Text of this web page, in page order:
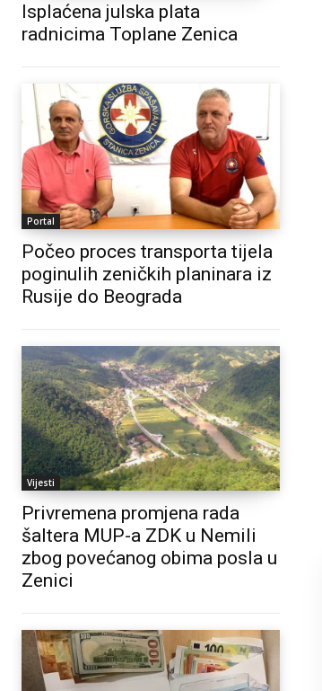
Isplaćena julska plata
radnicima Toplane Zenica
Portal
Počeo proces transporta tijela
poginulih zeničkih planinara iz
Rusije do Beograda
Vijesti
Privremena promjena rada
šaltera MUP-a ZDK u Nemili
zbog povećanog obima posla u
Zenici